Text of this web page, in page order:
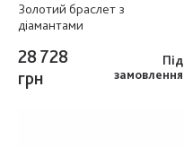
Золотий браслет з
діамантами
28 728
грн
Під
замовлення